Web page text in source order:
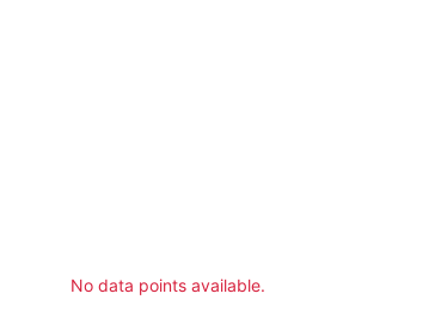
No data points available.